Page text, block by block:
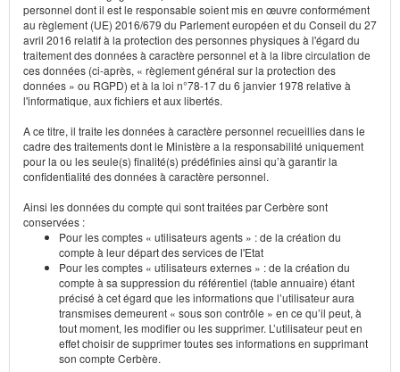
personnel dont il est le responsable soient mis en œuvre conformément
au règlement (UE) 2016/679 du Parlement européen et du Conseil du 27
avril 2016 relatif à la protection des personnes physiques à l'égard du
traitement des données à caractère personnel et à la libre circulation de
ces données (ci-après, « règlement général sur la protection des
données » ou RGPD) et à la loi n°78-17 du 6 janvier 1978 relative à
l'informatique, aux fichiers et aux libertés.
A ce titre, il traite les données à caractère personnel recueillies dans le
cadre des traitements dont le Ministère a la responsabilité uniquement
pour la ou les seule(s) finalité(s) prédéfinies ainsi qu’à garantir la
confidentialité des données à caractère personnel.
Ainsi les données du compte qui sont traitées par Cerbère sont
conservées :
Pour les comptes « utilisateurs agents » : de la création du
compte à leur départ des services de l'Etat
Pour les comptes « utilisateurs externes » : de la création du
compte à sa suppression du référentiel (table annuaire) étant
précisé à cet égard que les informations que l’utilisateur aura
transmises demeurent « sous son contrôle » en ce qu’il peut, à
tout moment, les modifier ou les supprimer. L’utilisateur peut en
effet choisir de supprimer toutes ses informations en supprimant
son compte Cerbère.